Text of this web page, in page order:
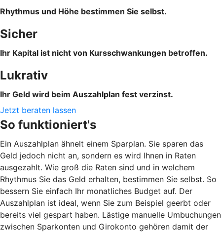
Rhythmus und Höhe bestimmen Sie selbst.
Sicher
Ihr Kapital ist nicht von Kursschwankungen betroffen.
Lukrativ
Ihr Geld wird beim Auszahlplan fest verzinst.
Jetzt beraten lassen
So funktioniert's
Ein Auszahlplan ähnelt einem Sparplan. Sie sparen das
Geld jedoch nicht an, sondern es wird Ihnen in Raten
ausgezahlt. Wie groß die Raten sind und in welchem
Rhythmus Sie das Geld erhalten, bestimmen Sie selbst. So
bessern Sie einfach Ihr monatliches Budget auf. Der
Auszahlplan ist ideal, wenn Sie zum Beispiel geerbt oder
bereits viel gespart haben. Lästige manuelle Umbuchungen
zwischen Sparkonten und Girokonto gehören damit der